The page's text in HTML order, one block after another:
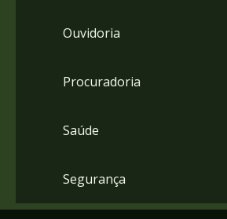
Ouvidoria
Procuradoria
Saúde
Segurança